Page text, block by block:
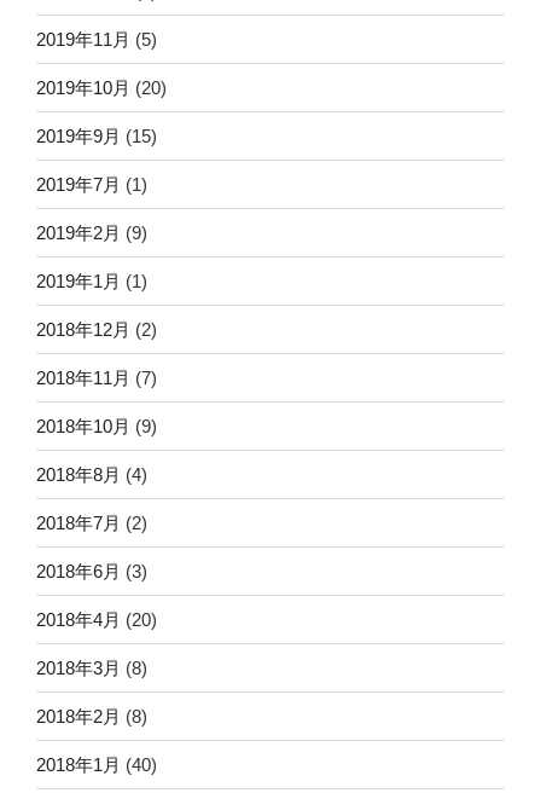
2019年11月 (5)
2019年10月 (20)
2019年9月 (15)
2019年7月 (1)
2019年2月 (9)
2019年1月 (1)
2018年12月 (2)
2018年11月 (7)
2018年10月 (9)
2018年8月 (4)
2018年7月 (2)
2018年6月 (3)
2018年4月 (20)
2018年3月 (8)
2018年2月 (8)
2018年1月 (40)